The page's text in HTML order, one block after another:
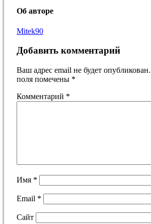
Об авторе
Mitek90
Добавить комментарий
Ваш адрес email не будет опубликован.
поля помечены *
Комментарий *
Имя *
Email *
Сайт